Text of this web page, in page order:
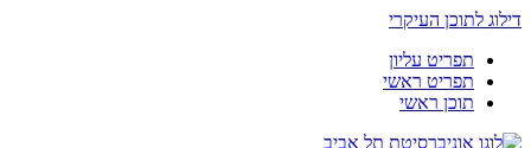
דילוג לתוכן העיקרי
תפריט עליון
תפריט ראשי
תוכן ראשי